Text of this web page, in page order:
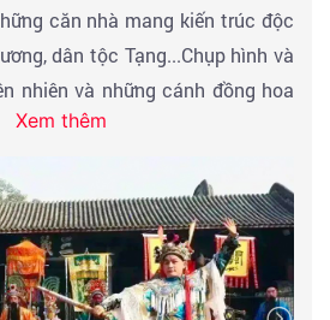
căn nhà mang kiến trúc độc
dân tộc Tạng...Chụp hình và
nhiên và những cánh đồng hoa
đi. Vào mùa trái cây, Qúy khách
Thành Cổ Khươngnằm tại thị
huyện Mậu, châu tự trị dân tộc
Xuyên, Trung Quốc. Thành cổ
Xem thêm